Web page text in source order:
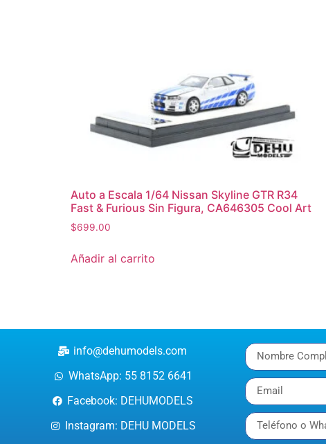
Auto a Escala 1/64 Nissan Skyline GTR R34
Fast & Furious Sin Figura, CA646305 Cool Art
$699.00
Añadir al carrito
info@dehumodels.com
WhatsApp: 55 8152 6641
Facebook: DEHUMODELS
Instagram: DEHU MODELS